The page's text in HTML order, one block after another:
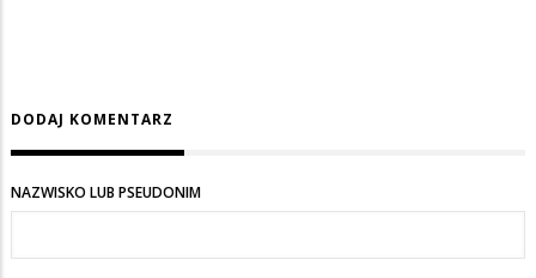
DODAJ KOMENTARZ
NAZWISKO LUB PSEUDONIM